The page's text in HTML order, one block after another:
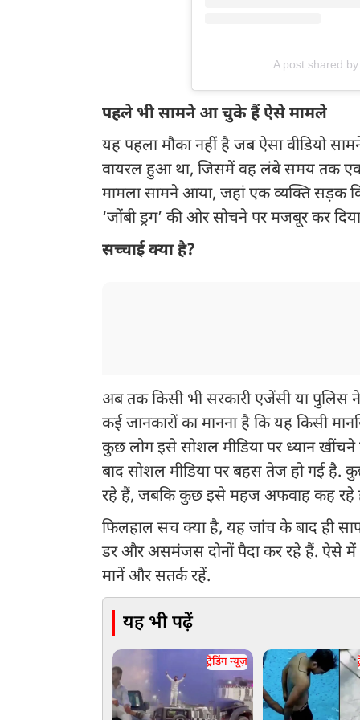
A post shared
पहले भी सामने आ चुके हैं ऐसे मामले
यह पहला मौका नहीं है जब ऐसा वीडियो
वायरल हुआ था, जिसमें वह लंबे समय तक
मामला सामने आया, जहां एक व्यक्ति सड़क
‘जोंबी ड्रग’ की ओर सोचने पर मजबूर कर
सच्चाई क्या है?
अब तक किसी भी सरकारी एजेंसी या पुलिस ने
कई जानकारों का मानना है कि यह किसी
कुछ लोग इसे सोशल मीडिया पर ध्यान
बाद सोशल मीडिया पर बहस तेज हो गई है.
रहे हैं, जबकि कुछ इसे महज अफवाह कह रहे
फिलहाल सच क्या है, यह जांच के बाद ही
डर और असमंजस दोनों पैदा कर रहे हैं. ऐसे में
मानें और सतर्क रहें.
यह भी पढ़ें
ट्रेंडिंग न्यूज़